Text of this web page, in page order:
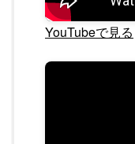
YouTubeで見る